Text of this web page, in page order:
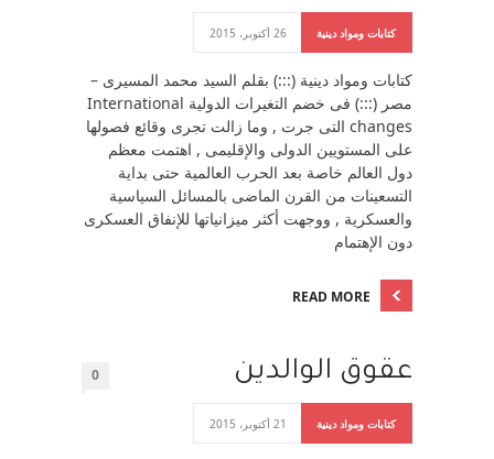
كتابات ومواد دينية 26 أكتوبر، 2015
كتابات ومواد دينية (:::) بقلم السيد محمد المسيرى –
مصر (:::) فى خضم التغيرات الدولية International
changes التى جرت , وما زالت تجرى وقائع فصولها
على المستويين الدولى والإقليمى , اهتمت معظم
دول العالم خاصة بعد الحرب العالمية حتى بداية
التسعينات من القرن الماضى بالمسائل السياسية
والعسكرية , ووجهت أكثر ميزانياتها للإنفاق العسكرى
دون الإهتمام
READ MORE
عقوق الوالدين 0
كتابات ومواد دينية 21 أكتوبر، 2015